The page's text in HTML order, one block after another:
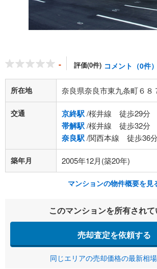
- 評価(0件) コメント（0件）
所在地 奈良県奈良市東九条町６８
交通 京終駅/桜井線 徒歩29分
帯解駅/桜井線 徒歩32分
奈良駅/関西本線 徒歩36分
築年月 2005年12月(築20年)
マンションの物件概要を見
このマンションを所有され
売却査定を依頼する
同じエリアの売却価格の最新相